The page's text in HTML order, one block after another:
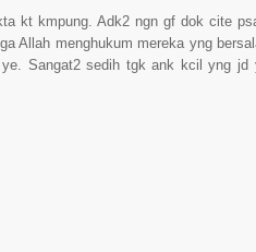
kt kmpung. Adk2 ngn gf dok cite
Allah menghukum mereka yng
ye. Sangat2 sedih tgk ank kcil yng